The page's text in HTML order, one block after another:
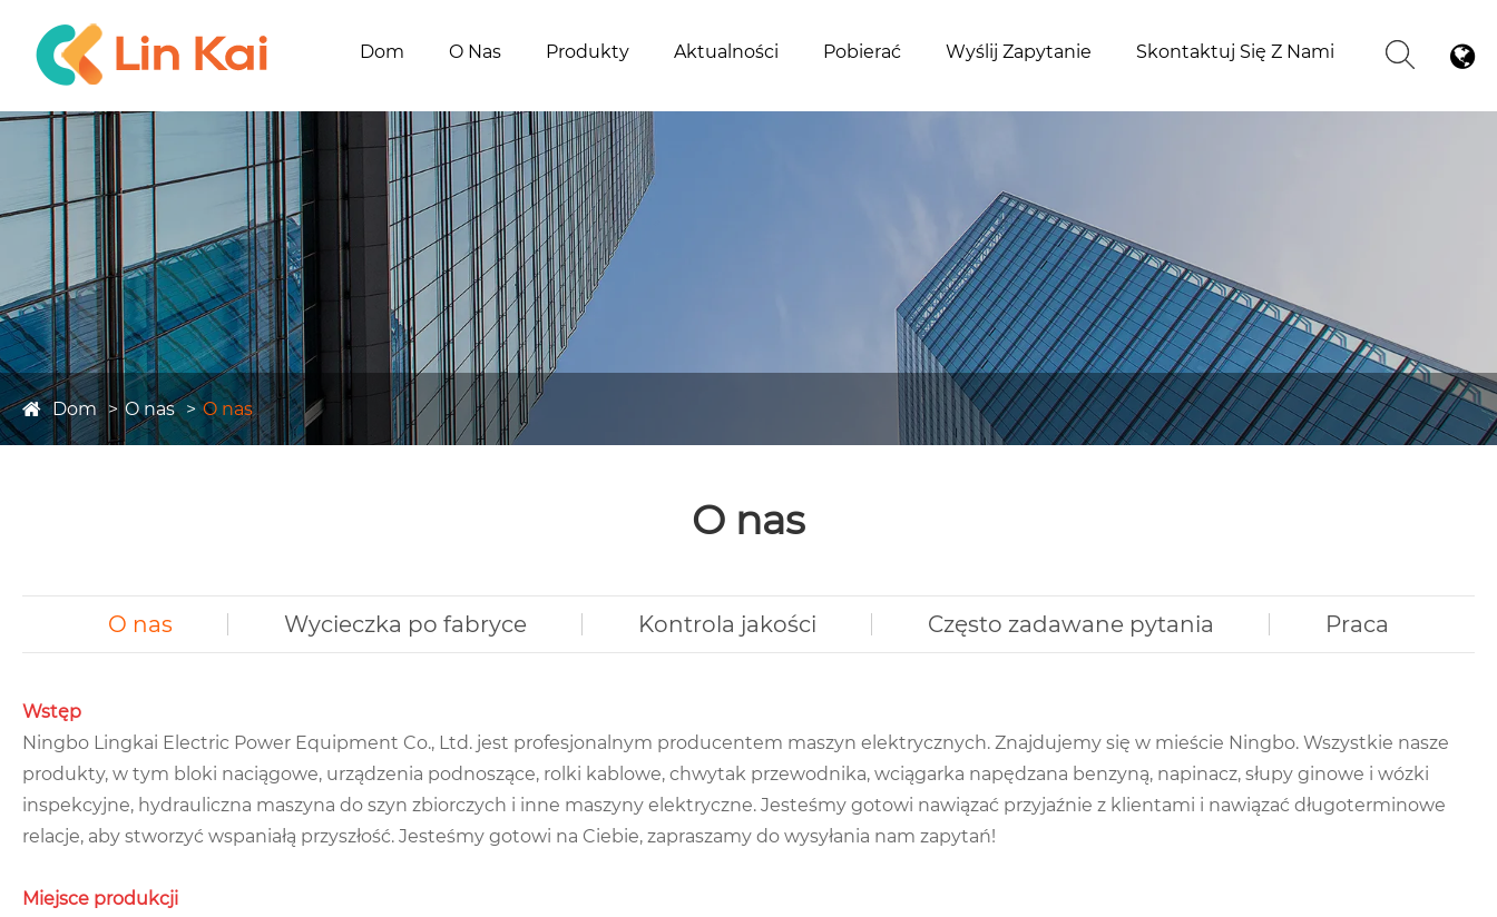
Dom O Nas Produkty Aktualności Pobierać Wyślij Zapytanie Skontaktuj Się Z Nami
Dom O nas O nas
O nas
O nas Wycieczka po fabryce Kontrola jakości Często zadawane pytania Praca
Wstęp
Ningbo Lingkai Electric Power Equipment Co., Ltd. jest profesjonalnym producentem maszyn elektrycznych. Znajdujemy się w mieście Ningbo. Wszystkie nasze
produkty, w tym bloki naciągowe, urządzenia podnoszące, rolki kablowe, chwytak przewodnika, wciągarka napędzana benzyną, napinacz, słupy ginowe i wózki
inspekcyjne, hydrauliczna maszyna do szyn zbiorczych i inne maszyny elektryczne. Jesteśmy gotowi nawiązać przyjaźnie z klientami i nawiązać długoterminowe
relacje, aby stworzyć wspaniałą przyszłość. Jesteśmy gotowi na Ciebie, zapraszamy do wysyłania nam zapytań!
Miejsce produkcji